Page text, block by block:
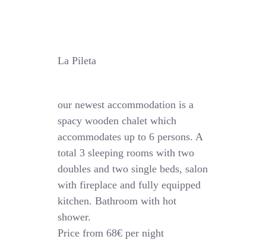
La Pileta
our newest accommodation is a
spacy wooden chalet which
accommodates up to 6 persons. A
total 3 sleeping rooms with two
doubles and two single beds, salon
with fireplace and fully equipped
kitchen. Bathroom with hot
shower.
Price from 68€ per night